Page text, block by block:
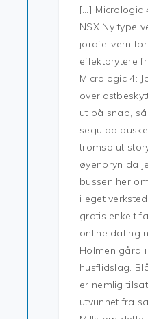
[…] Micrologic
NSX Ny type
jordfeilvern
effektbrytere
Micrologic 4:
ut på snap,
seguido
tromso ut
øyenbryn da
bussen her
i eget
gratis enkelt
online dating
Holmen gård
husflidslag.
er nemlig
utvunnet fra